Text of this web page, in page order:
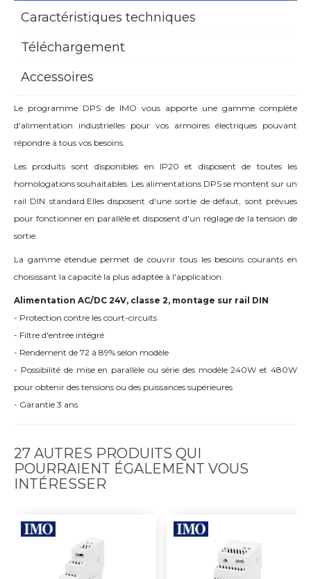
Caractéristiques techniques
Téléchargement
Accessoires
Le programme DPS de IMO vous apporte une gamme complète
d'alimentation industrielles pour vos armoires électriques pouvant
répondre à tous vos besoins.
Les produits sont disponibles en IP20 et disposent de toutes les
homologations souhaitables. Les alimentations DPS se montent sur un
rail DIN standard.Elles disposent d'une sortie de défaut, sont prévues
pour fonctionner en parallèle et disposent d'un réglage de la tension de
sortie.
La gamme étendue permet de couvrir tous les besoins courants en
choisissant la capacité la plus adaptée à l'application.
Alimentation AC/DC 24V, classe 2, montage sur rail DIN
- Protection contre les court-circuits
- Filtre d'entrée intégré
- Rendement de 72 à 89% selon modèle
- Possibilité de mise en parallèle ou série des modèle 240W et 480W
pour obtenir des tensions ou des puissances supérieures
- Garantie 3 ans
27 AUTRES PRODUITS QUI
POURRAIENT ÉGALEMENT VOUS
INTÉRESSER